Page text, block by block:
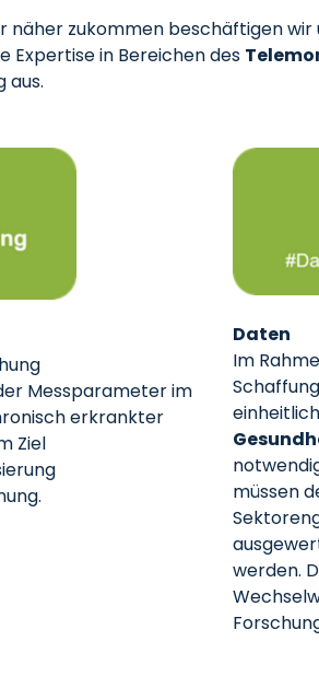
näher zukommen beschäftigen
Expertise in Bereichen des
aus.
Messparameter im
erkrankter
Ziel
Daten
Im
müssen
werden.